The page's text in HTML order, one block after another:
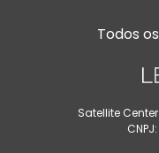
Todos
Satellite